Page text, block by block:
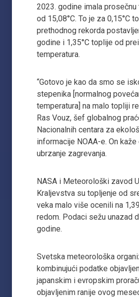
2023. godine imala prosečnu
od 15,08°C. To je za 0,15°C
prethodnog rekorda
godine i 1,35°C toplije od
temperatura.
“Gotovo je kao da smo se
stepenika [normalnog
temperatura] na malo topliji
Ras Vouz, šef globalnog
Nacionalnih centara za
informacije NOAA-e. On
ubrzanje zagrevanja.
NASA i Meteorološki zavod
Kraljevstva su topljenje od
veka malo više ocenili na
redom. Podaci sežu unazad
godine.
Svetska meteorološka
kombinujući podatke
japanskim i evropskim
objavljenim ranije ovog